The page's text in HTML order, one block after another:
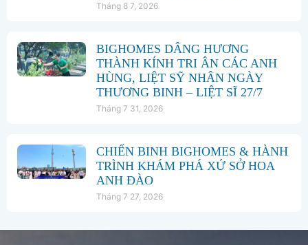
Tháng 8 7, 2026
BIGHOMES DÂNG HƯƠNG
THÀNH KÍNH TRI ÂN CÁC ANH
HÙNG, LIỆT SỸ NHÂN NGÀY
THƯƠNG BINH – LIỆT SĨ 27/7
Tháng 7 31, 2026
CHIẾN BINH BIGHOMES & HÀNH
TRÌNH KHÁM PHÁ XỨ SỞ HOA
ANH ĐÀO
Tháng 7 27, 2026